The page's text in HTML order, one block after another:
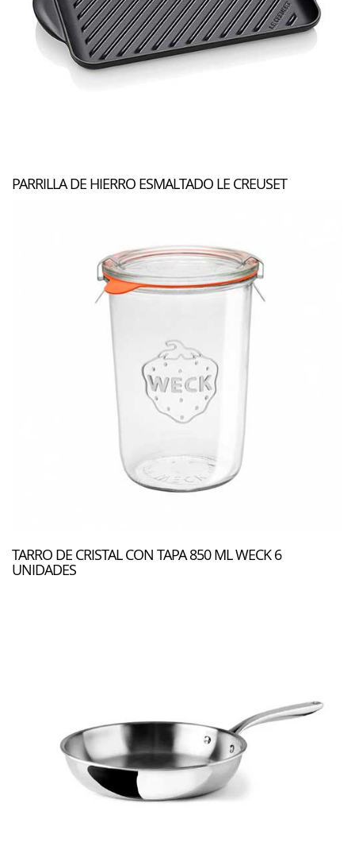
PARRILLA DE HIERRO ESMALTADO LE CREUSET
TARRO DE CRISTAL CON TAPA 850 ML WECK 6
UNIDADES